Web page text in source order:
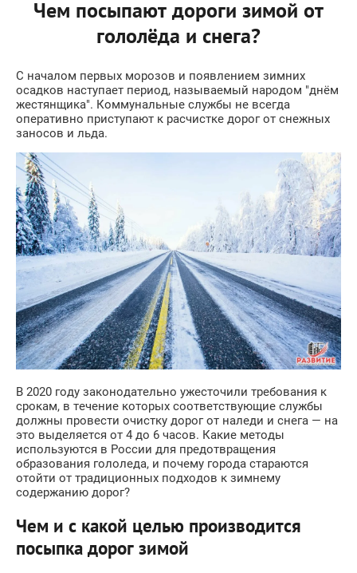
Чем посыпают дороги зимой от
гололёда и снега?
С началом первых морозов и появлением зимних
осадков наступает период, называемый народом "днём
жестянщика". Коммунальные службы не всегда
оперативно приступают к расчистке дорог от снежных
заносов и льда.
В 2020 году законодательно ужесточили требования к
срокам, в течение которых соответствующие службы
должны провести очистку дорог от наледи и снега — на
это выделяется от 4 до 6 часов. Какие методы
используются в России для предотвращения
образования гололеда, и почему города стараются
отойти от традиционных подходов к зимнему
содержанию дорог?
Чем и с какой целью производится
посыпка дорог зимой